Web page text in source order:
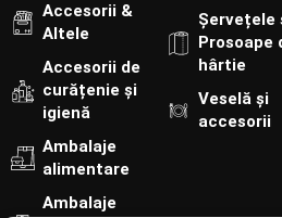
Accesorii &
Altele
Accesorii de
curățenie și
igienă
Ambalaje
alimentare
Ambalaje
Șervețele
Prosoape
hârtie
Veselă și
accesorii